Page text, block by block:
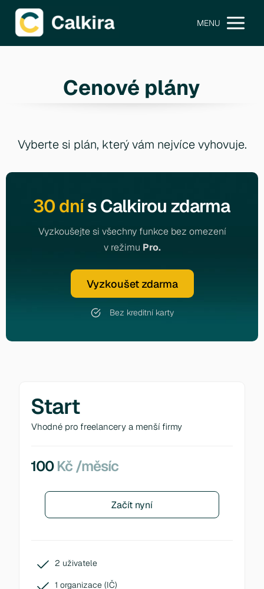
MENU
Cenové plány
Vyberte si plán, který vám nejvíce vyhovuje.
30 dnís Calkirou zdarma
Vyzkoušejte si všechny funkce bez omezení
v režimu Pro.
Vyzkoušet zdarma
Bez kreditní karty
Start
Vhodné pro freelancery a menší firmy
100Kč /měsíc
Začít nyní
2 uživatele
1 organizace (IČ)